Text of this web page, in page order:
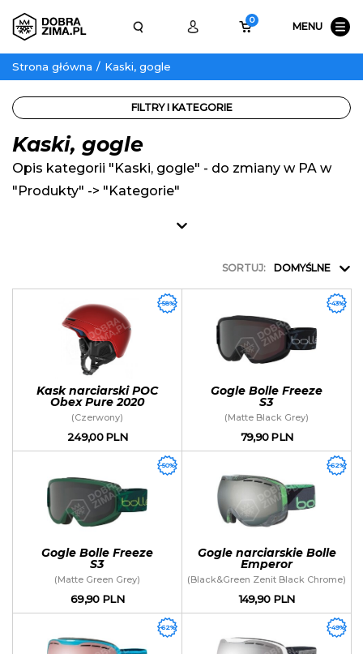
0
MENU
Strona główna Kaski, gogle
FILTRY I KATEGORIE
Kaski, gogle
Opis kategorii "Kaski, gogle" - do zmiany w PA w
"Produkty" -> "Kategorie"
SORTUJ: DOMYŚLNE
Kask narciarski POC
Obex Pure 2020
(Czerwony)
249,00 PLN
-58%
Gogle Bolle Freeze
S3
(Matte Black Grey)
79,90 PLN
-43%
Gogle Bolle Freeze
S3
(Matte Green Grey)
69,90 PLN
-50%
Gogle narciarskie Bolle
Emperor
(Black&Green Zenit Black Chrome)
149,90 PLN
-62%
-62% -49%